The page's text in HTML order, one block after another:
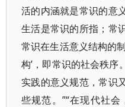
活的内涵就是常识的意
生活是常识的所指；常
常识在生活意义结构的
构’，即常识的社会秩序
实践的意义规范，常识
些规范。”“在现代社